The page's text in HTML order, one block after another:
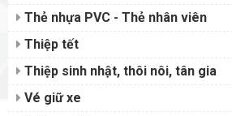
Thẻ nhựa PVC - Thẻ nhân viên
Thiệp tết
Thiệp sinh nhật, thôi nôi, tân gia
Vé giữ xe